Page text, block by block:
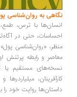
به روان‌شناسی پول |
با ترس، طمع،
حتی در آگاه‌ترین
«روان‌شناسی پول» بیش
و رابطه پرتنش او با
مستقیم یا
میلیاردرها و
روایت خود را